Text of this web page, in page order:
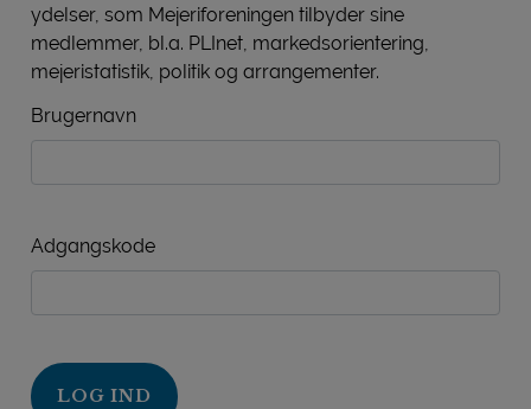
ydelser, som Mejeriforeningen tilbyder sine
medlemmer, bl.a. PLInet, markedsorientering,
mejeristatistik, politik og arrangementer.
Brugernavn
Adgangskode
LOG IND